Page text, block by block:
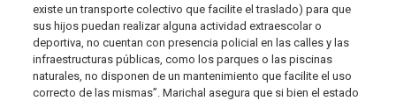
existe un transporte colectivo que facilite el traslado) para que
sus hijos puedan realizar alguna actividad extraescolar o
deportiva, no cuentan con presencia policial en las calles y las
infraestructuras públicas, como los parques o las piscinas
naturales, no disponen de un mantenimiento que facilite el uso
correcto de las mismas”. Marichal asegura que si bien el estado